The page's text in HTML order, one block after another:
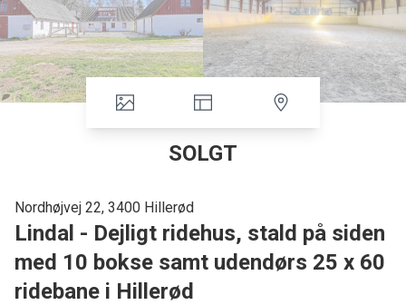
SOLGT
Nordhøjvej 22, 3400 Hillerød
Lindal - Dejligt ridehus, stald på siden
med 10 bokse samt udendørs 25 x 60
ridebane i Hillerød